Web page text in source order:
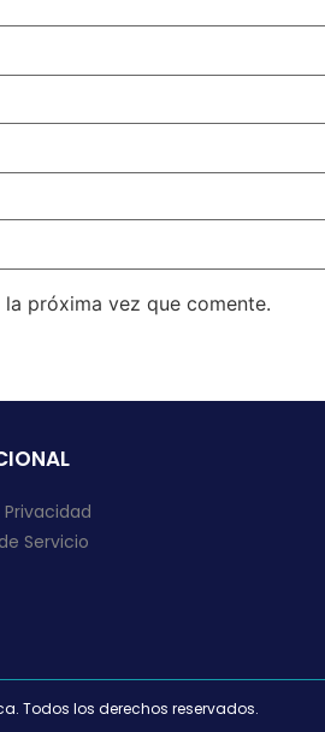
próxima vez que comente.
Servicio
Todos los derechos reservados.